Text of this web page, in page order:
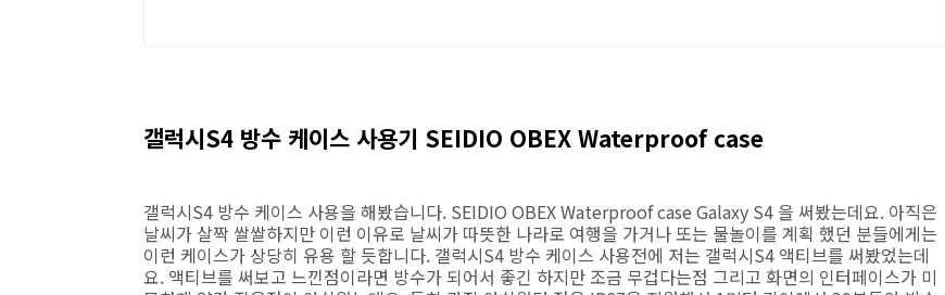
갤럭시S4 방수 케이스 사용기 SEIDIO OBEX Waterproof case
갤럭시S4 방수 케이스 사용을 해봤습니다. SEIDIO OBEX Waterproof case Galaxy S4 을 써봤는데요. 아직은
날씨가 살짝 쌀쌀하지만 이런 이유로 날씨가 따뜻한 나라로 여행을 가거나 또는 물놀이를 계획 했던 분들에게는
이런 케이스가 상당히 유용 할 듯합니다. 갤럭시S4 방수 케이스 사용전에 저는 갤럭시S4 액티브를 써봤었는데
요. 액티브를 써보고 느낀점이라면 방수가 되어서 좋긴 하지만 조금 무겁다는점 그리고 화면의 인터페이스가 미